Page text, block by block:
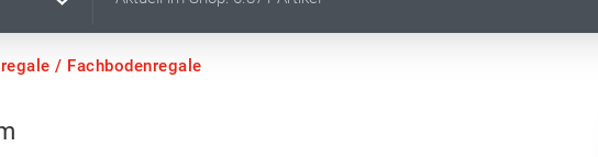
/ Fachbodenregale